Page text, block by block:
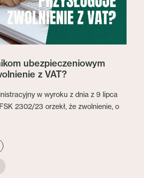
ubezpieczeniowym
z VAT?
w wyroku z dnia z 9 lipca
2302/23 orzekł, że zwolnienie, o